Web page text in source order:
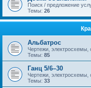
Поиск / предложение
Темы: 26
Альбатрос
Чертежи, электросхемы,
Темы: 85
Ганц 5/6–30
Чертежи, электросхемы,
Темы: 33